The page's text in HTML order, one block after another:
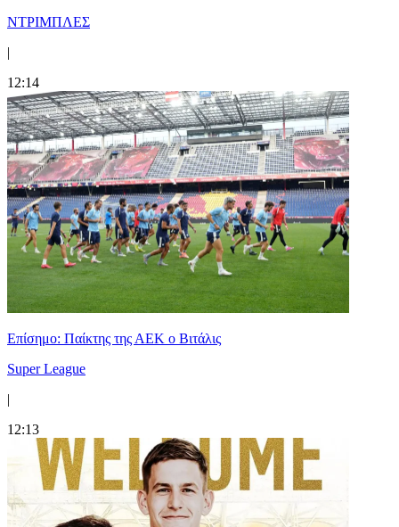
ΝΤΡΙΜΠΛΕΣ
|
12:14
Επίσημο: Παίκτης της ΑΕΚ ο Βιτάλις
Super League
|
12:13